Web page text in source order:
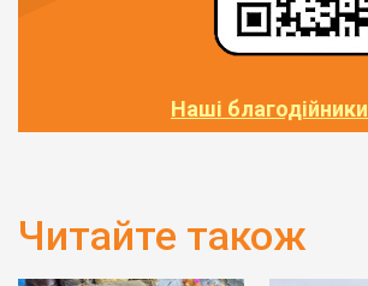
Наші благодійники
Читайте також